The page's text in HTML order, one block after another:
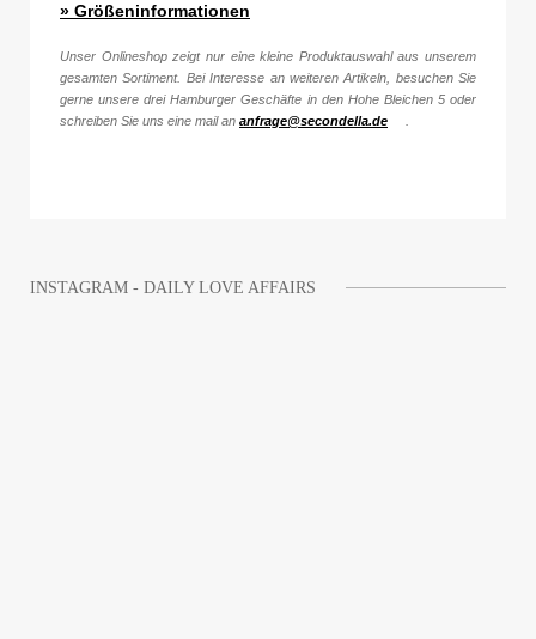
» Größeninformationen
Unser Onlineshop zeigt nur eine kleine Produktauswahl aus unserem
gesamten Sortiment. Bei Interesse an weiteren Artikeln, besuchen Sie
gerne unsere drei Hamburger Geschäfte in den Hohe Bleichen 5 oder
schreiben Sie uns eine mail an anfrage@secondella.de
INSTAGRAM - DAILY LOVE AFFAIRS